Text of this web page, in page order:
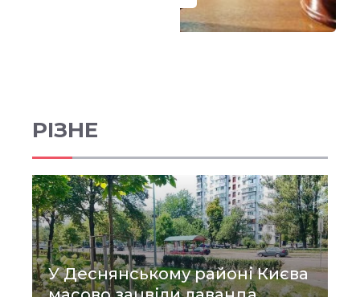
РІЗНЕ
У Деснянському районі Києва